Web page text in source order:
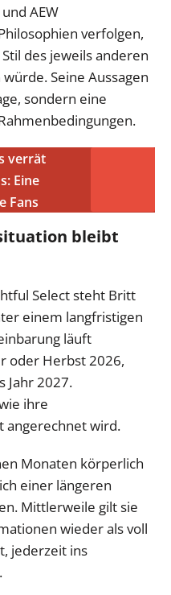
AEW
verfolgen,
des jeweils anderen
Seine Aussagen
sondern eine
verrät
Eine
Fans
bleibt
Select steht Britt
einem langfristigen
läuft
oder Herbst 2026,
Jahr 2027.
ihre
angerechnet wird.
Monaten körperlich
einer längeren
Mittlerweile gilt sie
wieder als voll
jederzeit ins